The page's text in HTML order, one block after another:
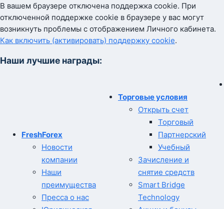
В вашем браузере отключена поддержка cookie. При
отключенной поддержке cookie в браузере у вас могут
возникнуть проблемы с отображением Личного кабинета.
Как включить (активировать) поддержку cookie.
Наши лучшие награды:
FreshForex
Новости
компании
Наши
преимущества
Пресса о нас
Торговые условия
Открыть счет
Торговый
Партнерский
Учебный
Зачисление и
снятие средств
Smart Bridge
Technology